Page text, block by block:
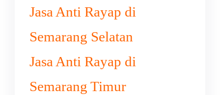
Jasa Anti Rayap di
Semarang Selatan
Jasa Anti Rayap di
Semarang Timur